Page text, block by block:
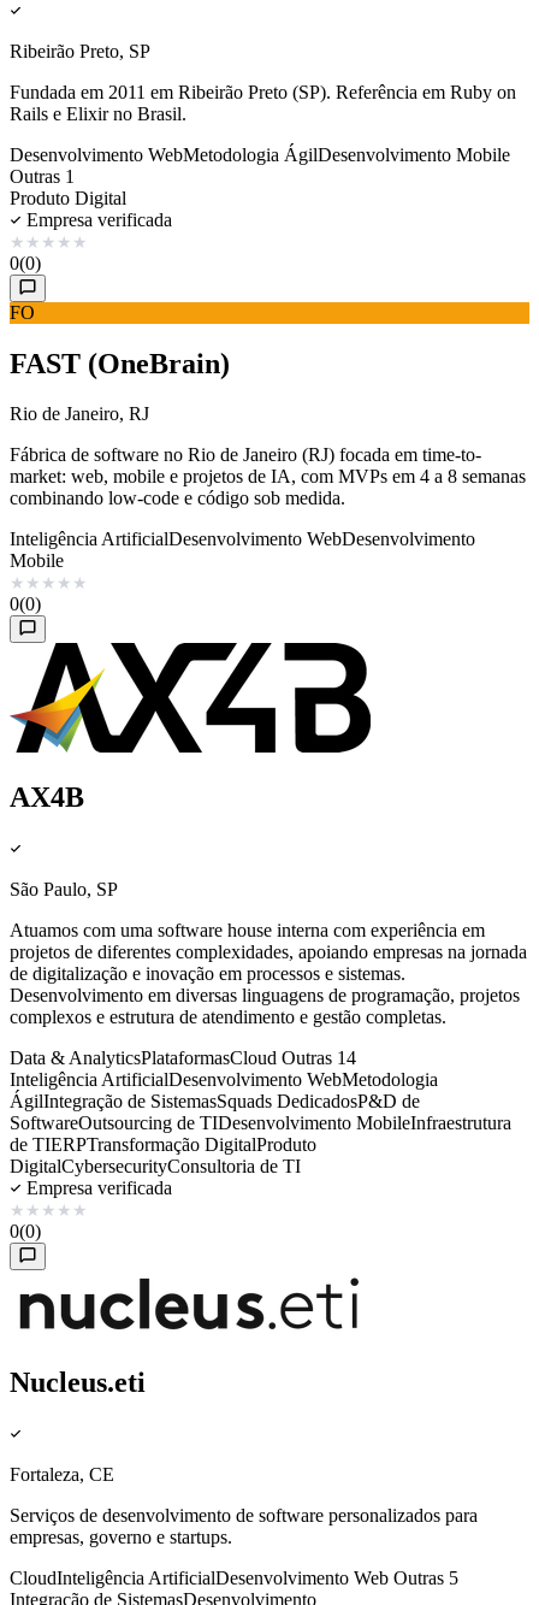
Ribeirão Preto, SP
Fundada em 2011 em Ribeirão Preto (SP). Referência em Ruby on
Rails e Elixir no Brasil.
Desenvolvimento WebMetodologia ÁgilDesenvolvimento Mobile
Outras 1
Produto Digital
Empresa verificada
★ ★ ★ ★ ★
0(0)
FO
FAST (OneBrain)
Rio de Janeiro, RJ
Fábrica de software no Rio de Janeiro (RJ) focada em time-to-
market: web, mobile e projetos de IA, com MVPs em 4 a 8 semanas
combinando low-code e código sob medida.
Inteligência ArtificialDesenvolvimento WebDesenvolvimento
Mobile
★ ★ ★ ★ ★
0(0)
AX4B
São Paulo, SP
Atuamos com uma software house interna com experiência em
projetos de diferentes complexidades, apoiando empresas na jornada
de digitalização e inovação em processos e sistemas.
Desenvolvimento em diversas linguagens de programação, projetos
complexos e estrutura de atendimento e gestão completas.
Data & AnalyticsPlataformasCloud Outras 14
Inteligência ArtificialDesenvolvimento WebMetodologia
ÁgilIntegração de SistemasSquads DedicadosP&D de
SoftwareOutsourcing de TIDesenvolvimento MobileInfraestrutura
de TIERPTransformação DigitalProduto
DigitalCybersecurityConsultoria de TI
Empresa verificada
★ ★ ★ ★ ★
0(0)
Nucleus.eti
Fortaleza, CE
Serviços de desenvolvimento de software personalizados para
empresas, governo e startups.
CloudInteligência ArtificialDesenvolvimento Web Outras 5
Integração de SistemasDesenvolvimento